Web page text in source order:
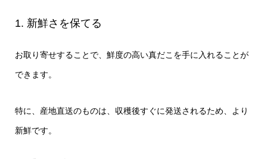
1. 新鮮さを保てる
お取り寄せすることで、鮮度の高い真だこを手に入れることが
できます。
特に、産地直送のものは、収穫後すぐに発送されるため、より
新鮮です。